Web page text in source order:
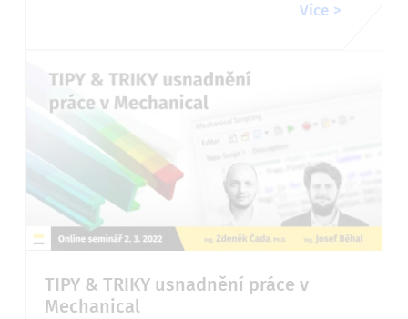
Více
TIPY & TRIKY usnadnění práce v
Mechanical